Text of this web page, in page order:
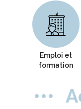
Emploi et
formation